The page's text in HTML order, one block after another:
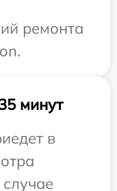
ремонта
минут
в